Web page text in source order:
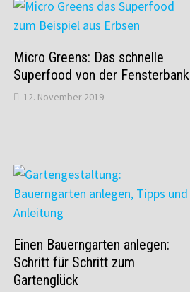
Micro Greens: Das schnelle
Superfood von der Fensterbank
12. November 2019
Einen Bauerngarten anlegen:
Schritt für Schritt zum
Gartenglück